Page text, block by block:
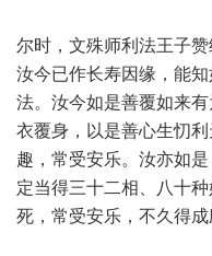
尔时，文殊师利法王子赞
汝今已作长寿因缘，能
法。汝今如是善覆如来
衣覆身，以是善心生忉
趣，常受安乐。汝亦如
定当得三十二相、八十
死，常受安乐，不久得成